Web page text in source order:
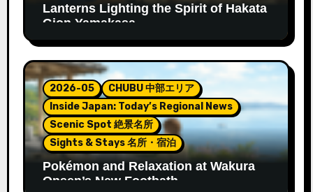
Lanterns Lighting the Spirit of Hakata
Gion Yamakasa
2026-05
CHUBU 中部エリア
Inside Japan: Today’s Regional News
Scenic Spot 絶景名所
Sights & Stays 名所・宿泊
Pokémon and Relaxation at Wakura
Onsen’s New Footbath